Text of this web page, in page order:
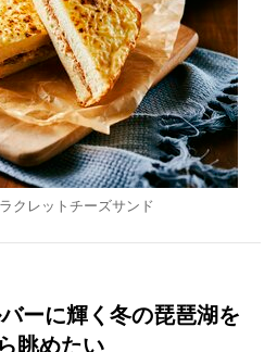
クレットチーズサンド
ーに輝く冬の琵琶湖を
眺めたい